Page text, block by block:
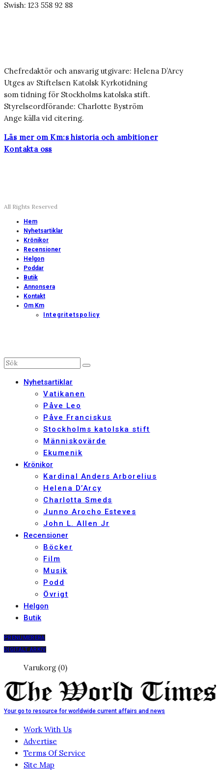
Swish: 123 558 92 88
Chefredaktör och ansvarig utgivare: Helena D’Arcy
Utges av Stiftelsen Katolsk Kyrkotidning
som tidning för Stockholms katolska stift.
Styrelseordförande: Charlotte Byström
Ange källa vid citering.
Läs mer om Km:s historia och ambitioner
Kontakta oss
All Rights Reserved
Hem
Nyhetsartiklar
Krönikor
Recensioner
Helgon
Poddar
Butik
Annonsera
Kontakt
Om Km
Integritetspolicy
Nyhetsartiklar
Vatikanen
Påve Leo
Påve Franciskus
Stockholms katolska stift
Människovärde
Ekumenik
Krönikor
Kardinal Anders Arborelius
Helena D’Arcy
Charlotta Smeds
Junno Arocho Esteves
John L. Allen Jr
Recensioner
Böcker
Film
Musik
Podd
Övrigt
Helgon
Butik
PRENUMERERA
DIGITALT ARKIV
Varukorg (0)
Your go to resource for worldwide current affairs and news
Work With Us
Advertise
Terms Of Service
Site Map